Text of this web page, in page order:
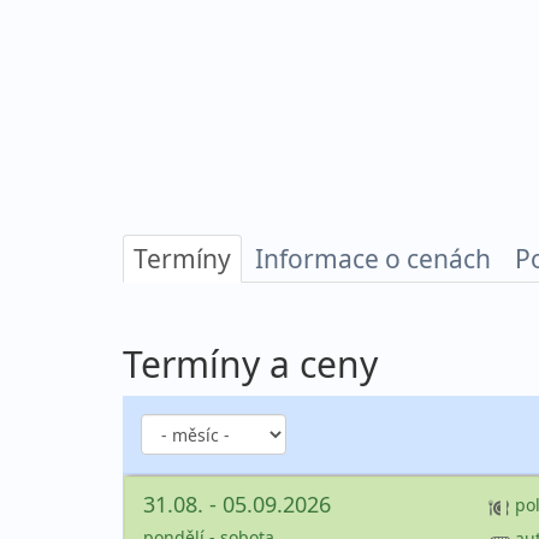
Termíny Informace o cenách
Termíny a ceny
31.08. - 05.09.2026